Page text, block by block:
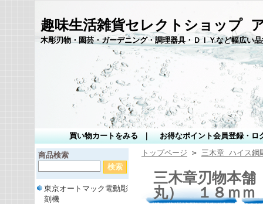
趣味生活雑貨セレクトショップ
木彫刃物・園芸・ガーデニング・調理器具・ＤＩＹなど幅広い
買い物カートをみる お得なポイント会員登録・ロ
商品検索
東京オートマック電動彫
刻機
トップページ > 三木章 ハイス鋼
三木章刃物本
丸） １８ｍｍ